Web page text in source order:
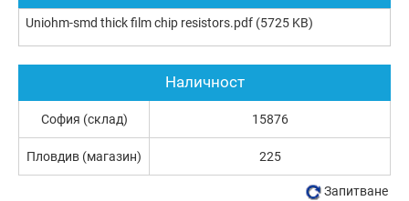
Uniohm-smd thick film chip resistors.pdf (5725 KB)
Наличност
София (склад) 15876
Пловдив (магазин) 225
Запитване